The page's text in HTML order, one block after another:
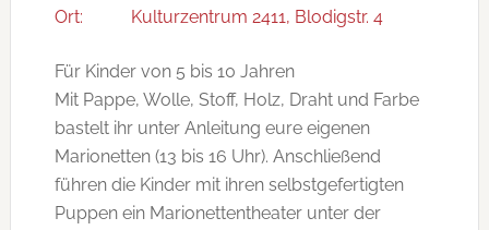
Ort:
Kulturzentrum 2411, Blodigstr. 4
Für Kinder von 5 bis 10 Jahren
Mit Pappe, Wolle, Stoff, Holz, Draht und Farbe
bastelt ihr unter Anleitung eure eigenen
Marionetten (13 bis 16 Uhr). Anschließend
führen die Kinder mit ihren selbstgefertigten
Puppen ein Marionettentheater unter der